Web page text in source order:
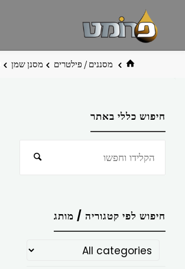
בית מסננים / פילטרים מסנן שמן
חיפוש כללי באתר
חיפוש
חיפוש לפי קטגוריה / מותג